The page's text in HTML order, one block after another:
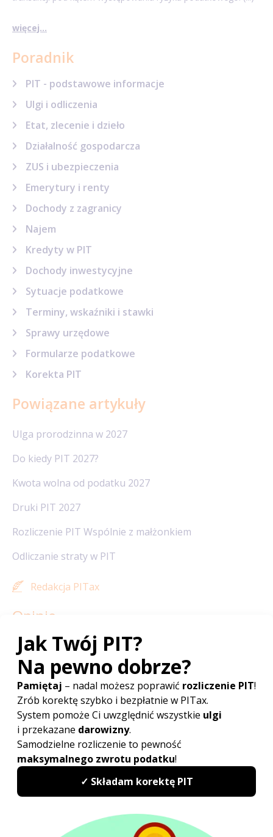
więcej...
Poradnik
PIT - podstawowe informacje
Ulgi i odliczenia
Etat, zlecenie i dzieło
Działalność gospodarcza
ZUS i ubezpieczenia
Emerytury i renty
Dochody z zagranicy
Najem
Kredyty w PIT
Dochody inwestycyjne
Sytuacje podatkowe
Terminy, wskaźniki i stawki
Sprawy urzędowe
Formularze podatkowe
Korekta PIT
Powiązane artykuły
Ulga prorodzinna w 2027
Do kiedy PIT 2027?
Kwota wolna od podatku 2027
Druki PIT 2027
Rozliczenie PIT Wspólnie z małżonkiem
Odliczanie straty w PIT
Redakcja PITax
Opinie
Sprawdź najwyżej oceniany
w Polsce program do rozliczeń